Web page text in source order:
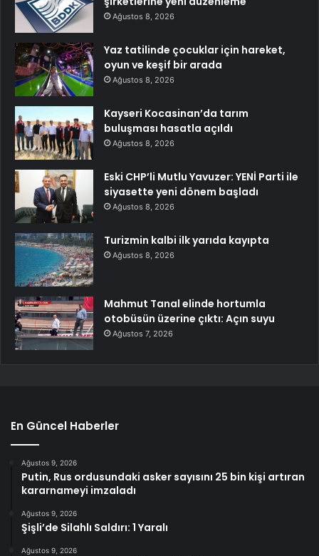
Ağustos 8, 2026
Yaz tatilinde çocuklar için hareket,
oyun ve keşif bir arada
Ağustos 8, 2026
Kayseri Kocasinan’da tarım
buluşması hasatla açıldı
Ağustos 8, 2026
Eski CHP’li Mutlu Yavuzer: YENİ Parti ile
siyasette yeni dönem başladı
Ağustos 8, 2026
Turizmin kalbi ilk yarıda kayıpta
Ağustos 8, 2026
Mahmut Tanal elinde hortumla
otobüsün üzerine çıktı: Açın suyu
Ağustos 7, 2026
En Güncel Haberler
Ağustos 9, 2026
Putin, Rus ordusundaki asker sayısını 25 bin kişi artıran
kararnameyi imzaladı
Ağustos 9, 2026
Şişli’de Silahlı Saldırı: 1 Yaralı
Ağustos 9, 2026